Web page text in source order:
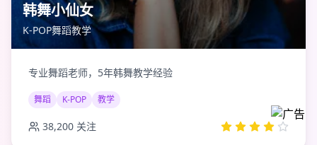
韩舞小仙女
K-POP舞蹈教学
专业舞蹈老师，5年韩舞教学经验
舞蹈 K-POP 教学
38,200 关注